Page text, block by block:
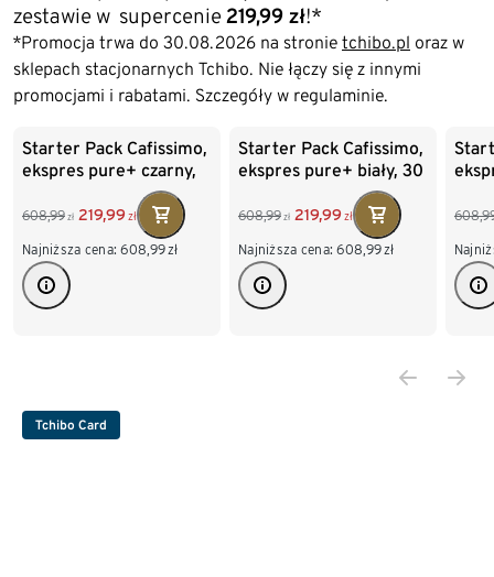
zestawie w supercenie 219,99 zł!*
*Promocja trwa do 30.08.2026 na stronie tchibo.pl oraz w
sklepach stacjonarnych Tchibo. Nie łączy się z innymi
promocjami i rabatami. Szczegóły w regulaminie.
-63%
Starter Pack Cafissimo,
ekspres pure+ czarny,
608,99 zł 219,99 zł
Najniższa cena: 608,99zł
-63%
Starter Pack Cafissimo,
ekspres pure+ biały, 30
608,99 zł 219,99 zł
Najniższa cena: 608,99zł
Tchibo Card